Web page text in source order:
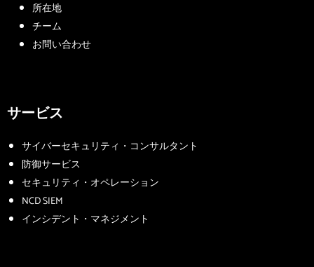
所在地
チーム
お問い合わせ
サービス
サイバーセキュリティ・コンサルタント
防御サービス
セキュリティ・オペレーション
NCD SIEM
インシデント・マネジメント